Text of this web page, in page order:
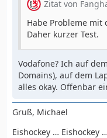
Zitat von
Habe Probleme mit
Daher kurzer Test.
Vodafone? Ich auf
Domains), auf dem
alles okay. Offenbar
Gruß, Michael
Eishockey … Eishockey